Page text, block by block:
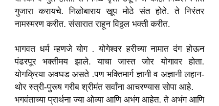
गुजारा करायचे. निळोबाराय खूप मोठे संत होते. ते निरंतर
नामस्मरण करीत. संसारात राहून विठ्ठल भक्ती करीत.
भागवत धर्म म्हणजे योग . योगेश्वर हरीच्या नामात दंग होऊन
पंढरपूर भक्तीमय झाले. याचा जास्त जोर योगावर होता.
योगक्रिया अवघड असते .पण भक्तिमार्ग ज्ञानी व अज्ञानी लहान-
थोर स्त्री-पुरूष गरीब श्रीमंत सर्वांना आचरण्यास सोपा आहे.
भगवंताच्या प्रार्थना ज्या ओव्या आणि अभंग आहेत. ते अभंग आणि